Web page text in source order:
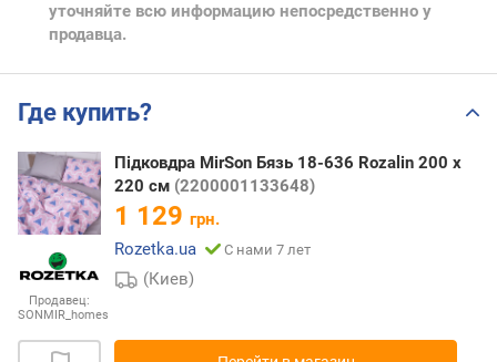
уточняйте всю информацию непосредственно у
продавца.
Где купить?
Продавец:
SONMIR_homes
Підковдра MirSon Бязь 18-636 Rozalin 200 x
220 см (2200001133648)
1 129 грн.
Rozetka.ua
С нами 7 лет
(Киев)